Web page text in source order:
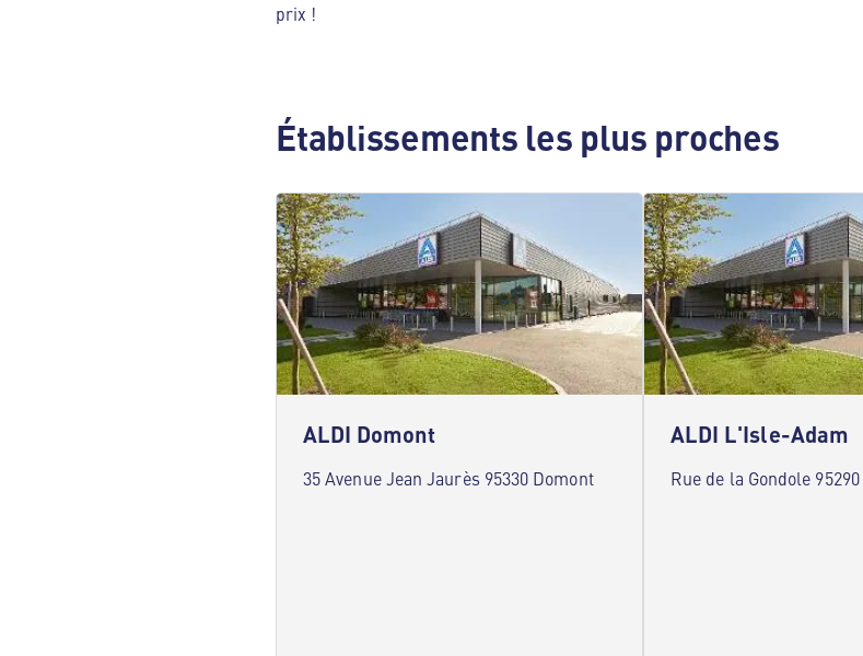
prix !
Établissements les plus proches
ALDI Domont
35 Avenue Jean Jaurès 95330 Domont
ALDI L'Isle-Adam
Rue de la Gondole